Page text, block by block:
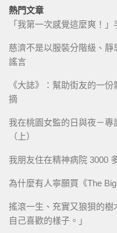
熱門文章
「我第一次感覺這麼爽！
慈濟不是以服裝分階級、
謠言
《大誌》：幫助街友的一
摘
我在桃園女監的日與夜－
（上）
我朋友住在精神病院 3000
為什麼有人寧願買《The
搖滾一生、充實又狼狽的
自己喜歡的樣子。」